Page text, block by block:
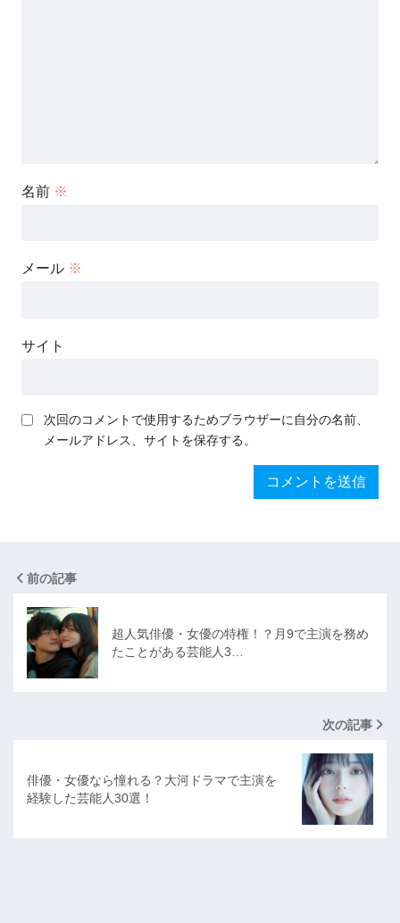
名前 ※
メール ※
サイト
次回のコメントで使用するためブラウザーに自分の名前、
メールアドレス、サイトを保存する。
前の記事
超人気俳優・女優の特権！？月9で主演を務め
たことがある芸能人3…
次の記事
俳優・女優なら憧れる？大河ドラマで主演を
経験した芸能人30選！